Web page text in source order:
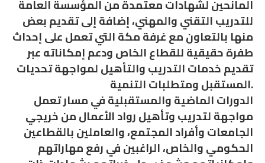
المانحين لشهادات معتمدة من المؤسسة العامة
للتدريب التقني والمهني، إضافة إلى تقديم بعض
منها بالتعاون مع غرفة مكة التي تعمل على إحداث
طفرة حقيقية للقطاع الخاص ودعم إمكاناته عبر
تقديم خدمات التدريب والتأهيل لمواجهة تحديات
المستقبل ومتطلبات التنمية.
الدورات الماضية والمستقبلية في مسار تعمل
مواجهة لتدريب وتأهيل رواد الأعمال من خريجي
الجامعات وأفراد المجتمع، والعاملين بالقطاعين
الحكومي والخاص، الراغبين في رفع مهاراتهم